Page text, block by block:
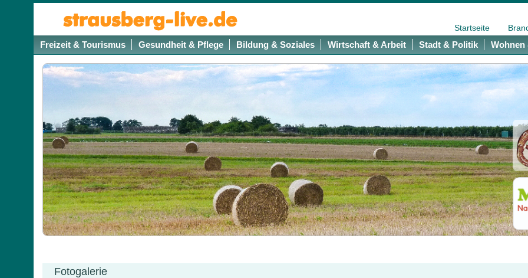
Startseite
Freizeit & Tourismus Gesundheit & Pflege Bildung & Soziales Wirtschaft & Arbeit Stadt & Politik Wohnen
Fotogalerie